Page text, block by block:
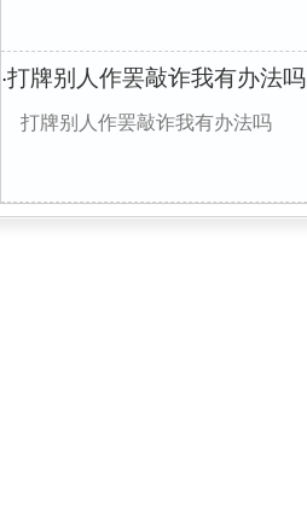
·打牌别人作罢敲诈我有办法吗
打牌别人作罢敲诈我有办法吗